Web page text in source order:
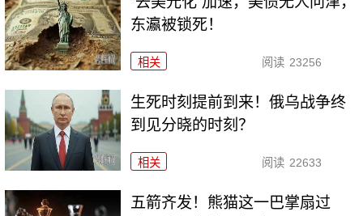
东瀛被锁死！
相关 阅读 23256
生死时刻提前到来！俄乌战争终
到见分晓的时刻？
相关 阅读 22633
五箭齐发！熊猫这一巴掌扇过